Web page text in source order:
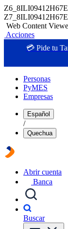
Web Content
Acciones
💳 Pide tu
Personas
PyMES
Empresas
Español
/
Quechua
Abrir cuenta
Banca
Buscar